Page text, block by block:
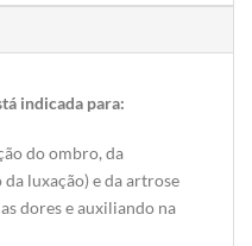
indicada para:
do ombro, da
luxação) e da artrose
dores e auxiliando na